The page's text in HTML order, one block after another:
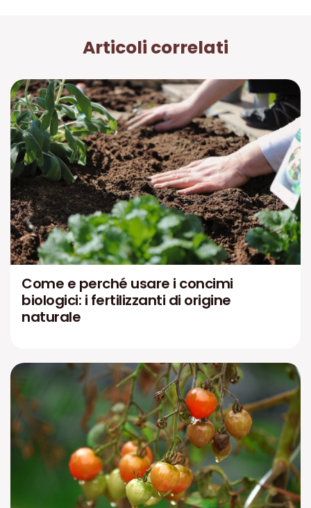
Articoli correlati
Come e perché usare i concimi
biologici: i fertilizzanti di origine
naturale